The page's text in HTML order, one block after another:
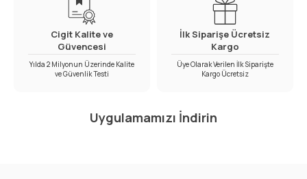
Cigit Kalite ve
Güvencesi
Yılda 2 Milyonun Üzerinde Kalite
ve Güvenlik Testi
İlk Siparişe Ücretsiz
Kargo
Üye Olarak Verilen İlk Siparişte
Kargo Ücretsiz
Uygulamamızı İndirin